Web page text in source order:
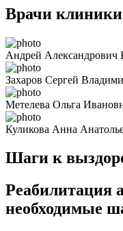
Врачи клиники
Андрей Александрович
Захаров Сергей
Метелева Ольга
Куликова Анна
Шаги к
Реабилитация
необходимые